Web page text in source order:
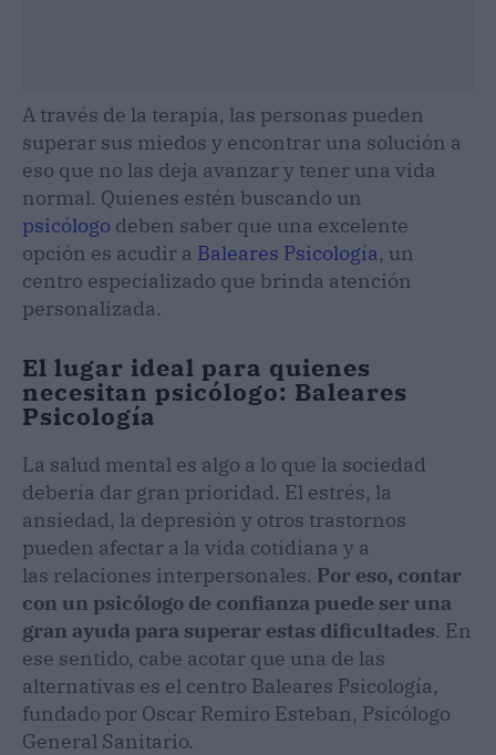
A través de la terapia, las personas pueden
superar sus miedos y encontrar una solución a
eso que no las deja avanzar y tener una vida
normal. Quienes estén buscando un
psicólogo deben saber que una excelente
opción es acudir a Baleares Psicología, un
centro especializado que brinda atención
personalizada.
El lugar ideal para quienes
necesitan psicólogo: Baleares
Psicología
La salud mental es algo a lo que la sociedad
debería dar gran prioridad. El estrés, la
ansiedad, la depresión y otros trastornos
pueden afectar a la vida cotidiana y a
las relaciones interpersonales. Por eso, contar
con un psicólogo de confianza puede ser una
gran ayuda para superar estas dificultades. En
ese sentido, cabe acotar que una de las
alternativas es el centro Baleares Psicología,
fundado por Oscar Remiro Esteban, Psicólogo
General Sanitario.